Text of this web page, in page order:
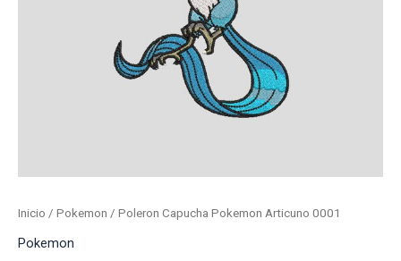
Inicio / Pokemon / Poleron Capucha Pokemon Articuno 0001
Pokemon